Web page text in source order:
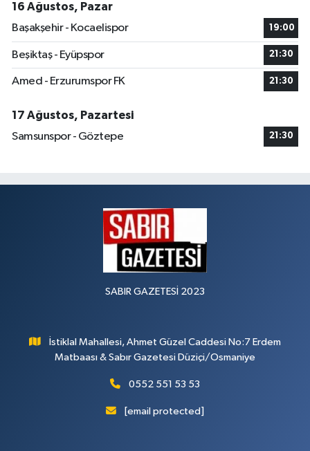
16 Ağustos, Pazar
Başakşehir - Kocaelispor
19:00
Beşiktaş - Eyüpspor 21:30
Amed - Erzurumspor FK 21:30
17 Ağustos, Pazartesi
Samsunspor - Göztepe
21:30
SABIR GAZETESİ 2023
İstiklal Mahallesi, Ahmet Güzel Caddesi No:7 Erdem
Matbaası & Sabır Gazetesi Düziçi/Osmaniye
0552 551 53 53
[email protected]